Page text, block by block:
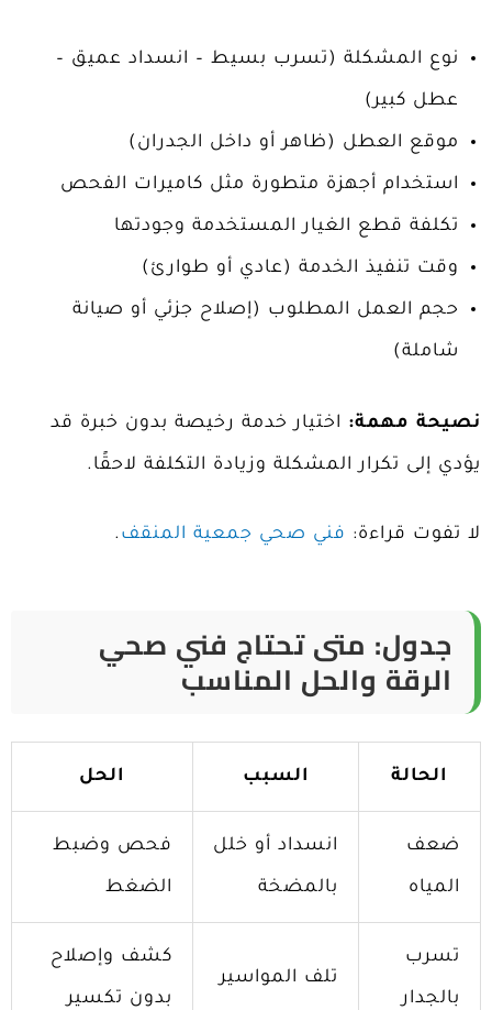
نوع المشكلة (تسرب بسيط – انسداد عميق –
عطل كبير)
موقع العطل (ظاهر أو داخل الجدران)
استخدام أجهزة متطورة مثل كاميرات الفحص
تكلفة قطع الغيار المستخدمة وجودتها
وقت تنفيذ الخدمة (عادي أو طوارئ)
حجم العمل المطلوب (إصلاح جزئي أو صيانة
شاملة)
نصيحة مهمة: اختيار خدمة رخيصة بدون خبرة قد
يؤدي إلى تكرار المشكلة وزيادة التكلفة لاحقًا.
لا تفوت قراءة: فني صحي جمعية المنقف .
جدول: متى تحتاج فني صحي
الرقة والحل المناسب
الحالة السبب الحل
ضعف
المياه
انسداد أو خلل
بالمضخة
فحص وضبط
الضغط
تسرب
بالجدار
تلف المواسير
كشف وإصلاح
بدون تكسير